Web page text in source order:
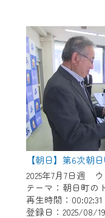
【朝日】第6次朝
2025年7月7日週
テーマ：朝日町の
再生時間：00:02:31
登録日：2025/08/19